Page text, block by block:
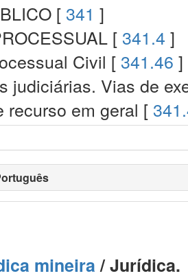
[ 341 ]
[ 341.4 ]
Civil [ 341.46 ]
judiciárias. Vias de
recurso em geral [
mineira/ Jurídica.